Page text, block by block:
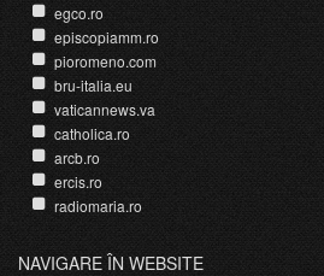
egco.ro
episcopiamm.ro
pioromeno.com
bru-italia.eu
vaticannews.va
catholica.ro
arcb.ro
ercis.ro
radiomaria.ro
NAVIGARE ÎN WEBSITE